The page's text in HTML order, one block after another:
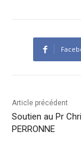
Article précédent
Soutien au Pr
PERRONNE